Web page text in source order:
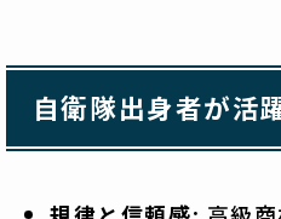
自衛隊出身者が活